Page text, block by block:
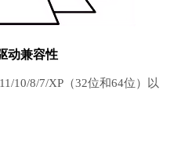
动兼容性
10/8/7/XP（32位和64位）以